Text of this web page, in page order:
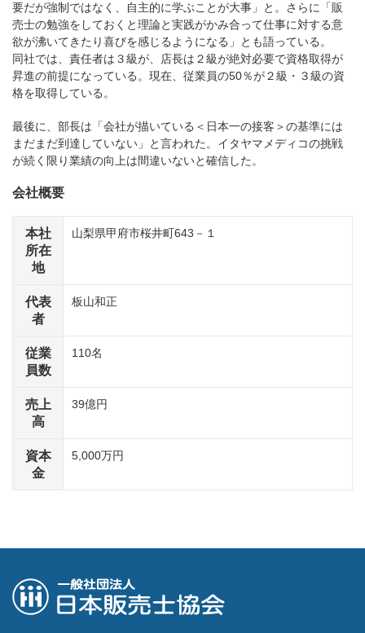
要だが強制ではなく、自主的に学ぶことが大事」と。さらに「販
売士の勉強をしておくと理論と実践がかみ合って仕事に対する意
欲が沸いてきたり喜びを感じるようになる」とも語っている。
同社では、責任者は３級が、店長は２級が絶対必要で資格取得が
昇進の前提になっている。現在、従業員の50％が２級・３級の資
格を取得している。
最後に、部長は「会社が描いている＜日本一の接客＞の基準には
まだまだ到達していない」と言われた。イタヤマメディコの挑戦
が続く限り業績の向上は間違いないと確信した。
会社概要
本社
所在
地
山梨県甲府市桜井町643－１
代表
者
板山和正
従業
員数
110名
売上
高
39億円
資本
金
5,000万円